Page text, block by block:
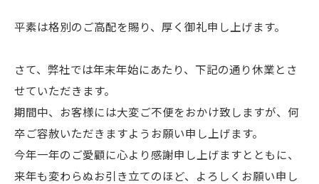
平素は格別のご高配を賜り、厚く御礼申し上げます。
さて、弊社では年末年始にあたり、下記の通り休業とさ
せていただきます。
期間中、お客様には大変ご不便をおかけ致しますが、何
卒ご容赦いただきますようお願い申し上げます。
今年一年のご愛顧に心より感謝申し上げますとともに、
来年も変わらぬお引き立てのほど、よろしくお願い申し